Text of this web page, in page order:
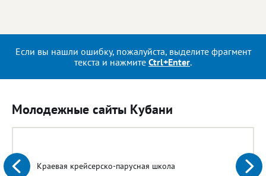
Если вы нашли ошибку, пожалуйста, выделите фрагмент
текста и нажмите Ctrl+Enter.
Молодежные сайты Кубани
Краевая крейсерско-парусная школа